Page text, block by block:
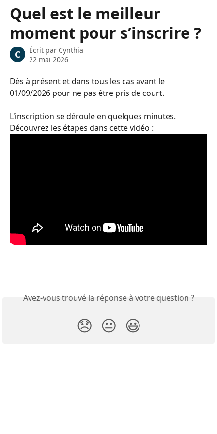
Passer au contenu principal
Quel est le meilleur
moment pour s’inscrire ?
C Écrit par Cynthia
22 mai 2026
Dès à présent et dans tous les cas avant le
01/09/2026 pour ne pas être pris de court.
L'inscription se déroule en quelques minutes.
Découvrez les étapes dans cette vidéo :
Avez-vous trouvé la réponse à votre question ?
😞 😐 😃